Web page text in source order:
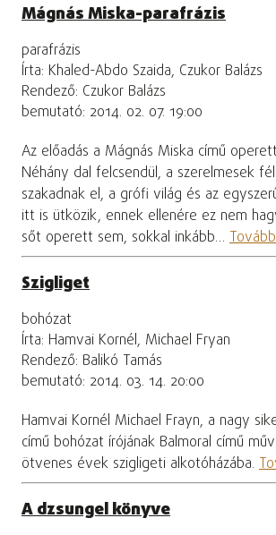
Mágnás Miska-parafrázis
parafrázis
Írta: Khaled-Abdo Szaida, Czukor Balázs
Rendező: Czukor Balázs
bemutató: 2014. 02. 07. 19:00
Az előadás a Mágnás Miska című
Néhány dal felcsendül, a szerelmesek
szakadnak el, a grófi világ és az
itt is ütközik, ennek ellenére ez nem
sőt operett sem, sokkal inkább…
Szigliget
bohózat
Írta: Hamvai Kornél, Michael Fryan
Rendező: Balikó Tamás
bemutató: 2014. 03. 14. 20:00
Hamvai Kornél Michael Frayn, a nagy
című bohózat írójának Balmoral című
ötvenes évek szigligeti alkotóházába.
A dzsungel könyve